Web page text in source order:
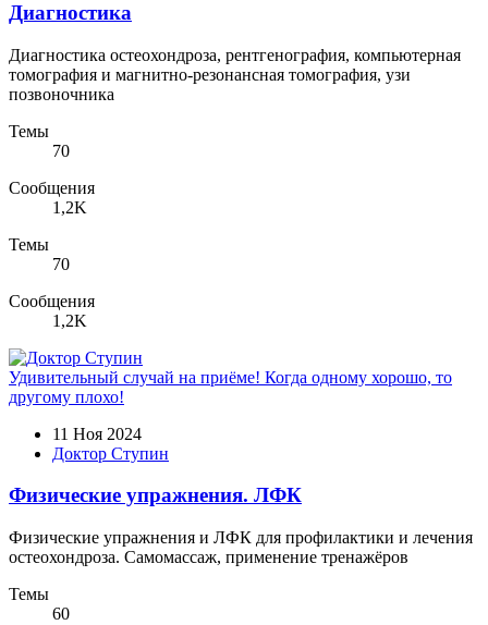
Диагностика
Диагностика остеохондроза, рентгенография, компьютерная
томография и магнитно-резонансная томография, узи
позвоночника
Темы
70
Сообщения
1,2K
Темы
70
Сообщения
1,2K
Удивительный случай на приёме! Когда одному хорошо, то
другому плохо!
11 Ноя 2024
Доктор Ступин
Физические упражнения. ЛФК
Физические упражнения и ЛФК для профилактики и лечения
остеохондроза. Самомассаж, применение тренажёров
Темы
60